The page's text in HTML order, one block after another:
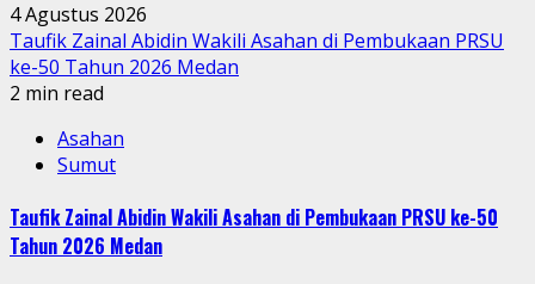
4 Agustus 2026
Taufik Zainal Abidin Wakili Asahan di Pembukaan PRSU
ke-50 Tahun 2026 Medan
2 min read
Asahan
Sumut
Taufik Zainal Abidin Wakili Asahan di Pembukaan PRSU ke-50
Tahun 2026 Medan